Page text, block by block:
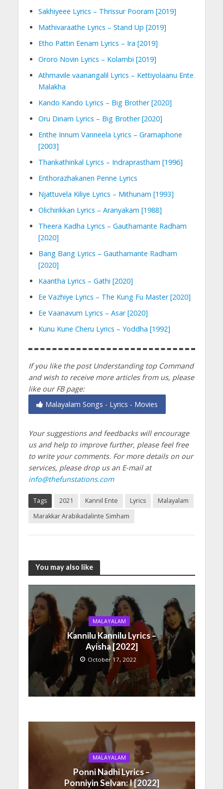
Sakhiyeee Lyrics – Thrissur Pooram [2019]
Mathivaraathe Lyrics – Stand Up [2019]
Etho Pattin Eenam Lyrics – Ira [2019]
Ororo Novin Lyrics – Kolambi [2019]
Athmavile vaanangalil Lyrics – Kettiyolaanu Ente
Malakha
Kando Kando Lyrics – Big Brother [2020]
Oru Dinam Lyrics – Big Brother [2020]
Enthe Innum Vanneela Lyrics – Gramaphone
[2003]
Thankathinkal Lyrics – Indraprastham [1996]
Enthorazhakanen Penne Lyrics
Njattuvela Kiliye Lyrics – Mithunam [1993]
Olichirikkan Lyrics – Aranyakam [1988]
Theera Kadha Lyrics – Gauthamante Radham
[2020]
Bang Bang Lyrics – Gauthamante Radham
[2020]
Kaantha Lyrics – Gathi [2020]
Ee Vazhiye Lyrics – The Kung Fu Master [2020]
Ee Vaanavum Lyrics – Asar [2020]
Kunu Kune Cheru Lyrics – Yoddha [1992]
If you like the post Understanding top Command
and wish to receive more articles from us, please
like our FB page:
Malayalam Songs - Lyrics - Movies
Your suggestions and feedbacks will encourage
us and help to improve further, please feel free
to write your comments. For more details on our
services, please drop us an E-mail at
info@thefunstations.com
Tags 2021 Kannil Ente Lyrics
Malayalam
Marakkar Arabikadalinte Simham
You may also like
MALAYALAM
Kannilu Kannilu Lyrics –
Ayisha [2022]
October 17, 2022
MALAYALAM
Ponni Nadhi Lyrics –
Ponniyin Selvan: I [2022]